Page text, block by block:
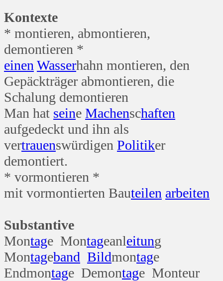
Kontexte
* montieren, abmontieren,
demontieren *
einen Wasserhahn montieren, den
Gepäckträger abmontieren, die
Schalung demontieren
Man hat seine Machenschaften
aufgedeckt und ihn als
vertrauenswürdigen Politiker
demontiert.
* vormontieren *
mit vormontierten Bauteilen arbeiten
Substantive
Montage Montageanleitung
Montageband Bildmontage
Endmontage Demontage Monteur